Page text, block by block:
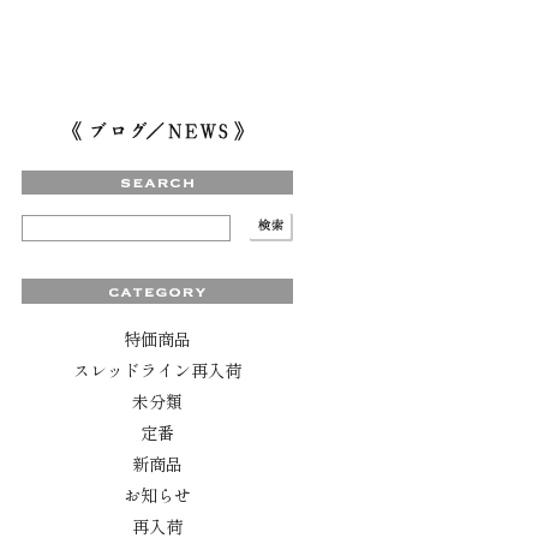
特価商品
スレッドライン再入荷
未分類
定番
新商品
お知らせ
再入荷